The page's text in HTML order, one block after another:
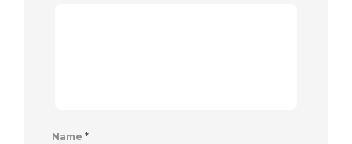
Name *